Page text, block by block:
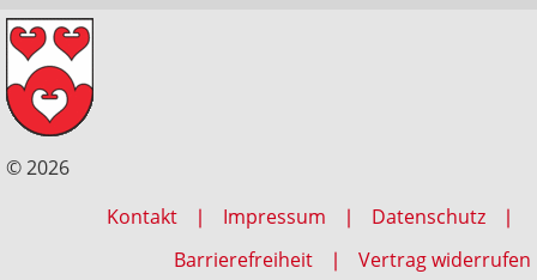
© 2026
Kontakt
Impressum
Datenschutz
Barrierefreiheit
Vertrag widerrufen